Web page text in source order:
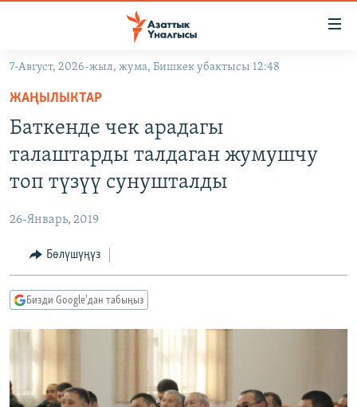
Навигацияга
өтүңүз
Издөөгө
салыңыз
МАДАНИЯТ
ТВ ПРОГРАММАЛАР
БҮГҮН АЗАТТЫКТА
АЗАТТЫК+
ПОДКАСТ
Русский
7-Август, 2026-жыл, жума, Бишкек убактысы 12:48
ЖАҢЫЛЫКТАР
Баткенде чек арадагы
талаштарды талдаган жумушчу
топ түзүү сунушталды
26-Январь, 2019
Бөлүшүңүз
Бизди Google'дан табыңыз